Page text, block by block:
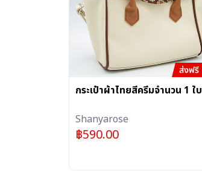
กระเป๋าผ้าไทยสีครีมจำนวน 1 ใบ
Shanyarose
฿590.00